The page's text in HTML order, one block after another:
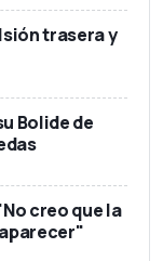
trasera y
Bolide de
creo que la